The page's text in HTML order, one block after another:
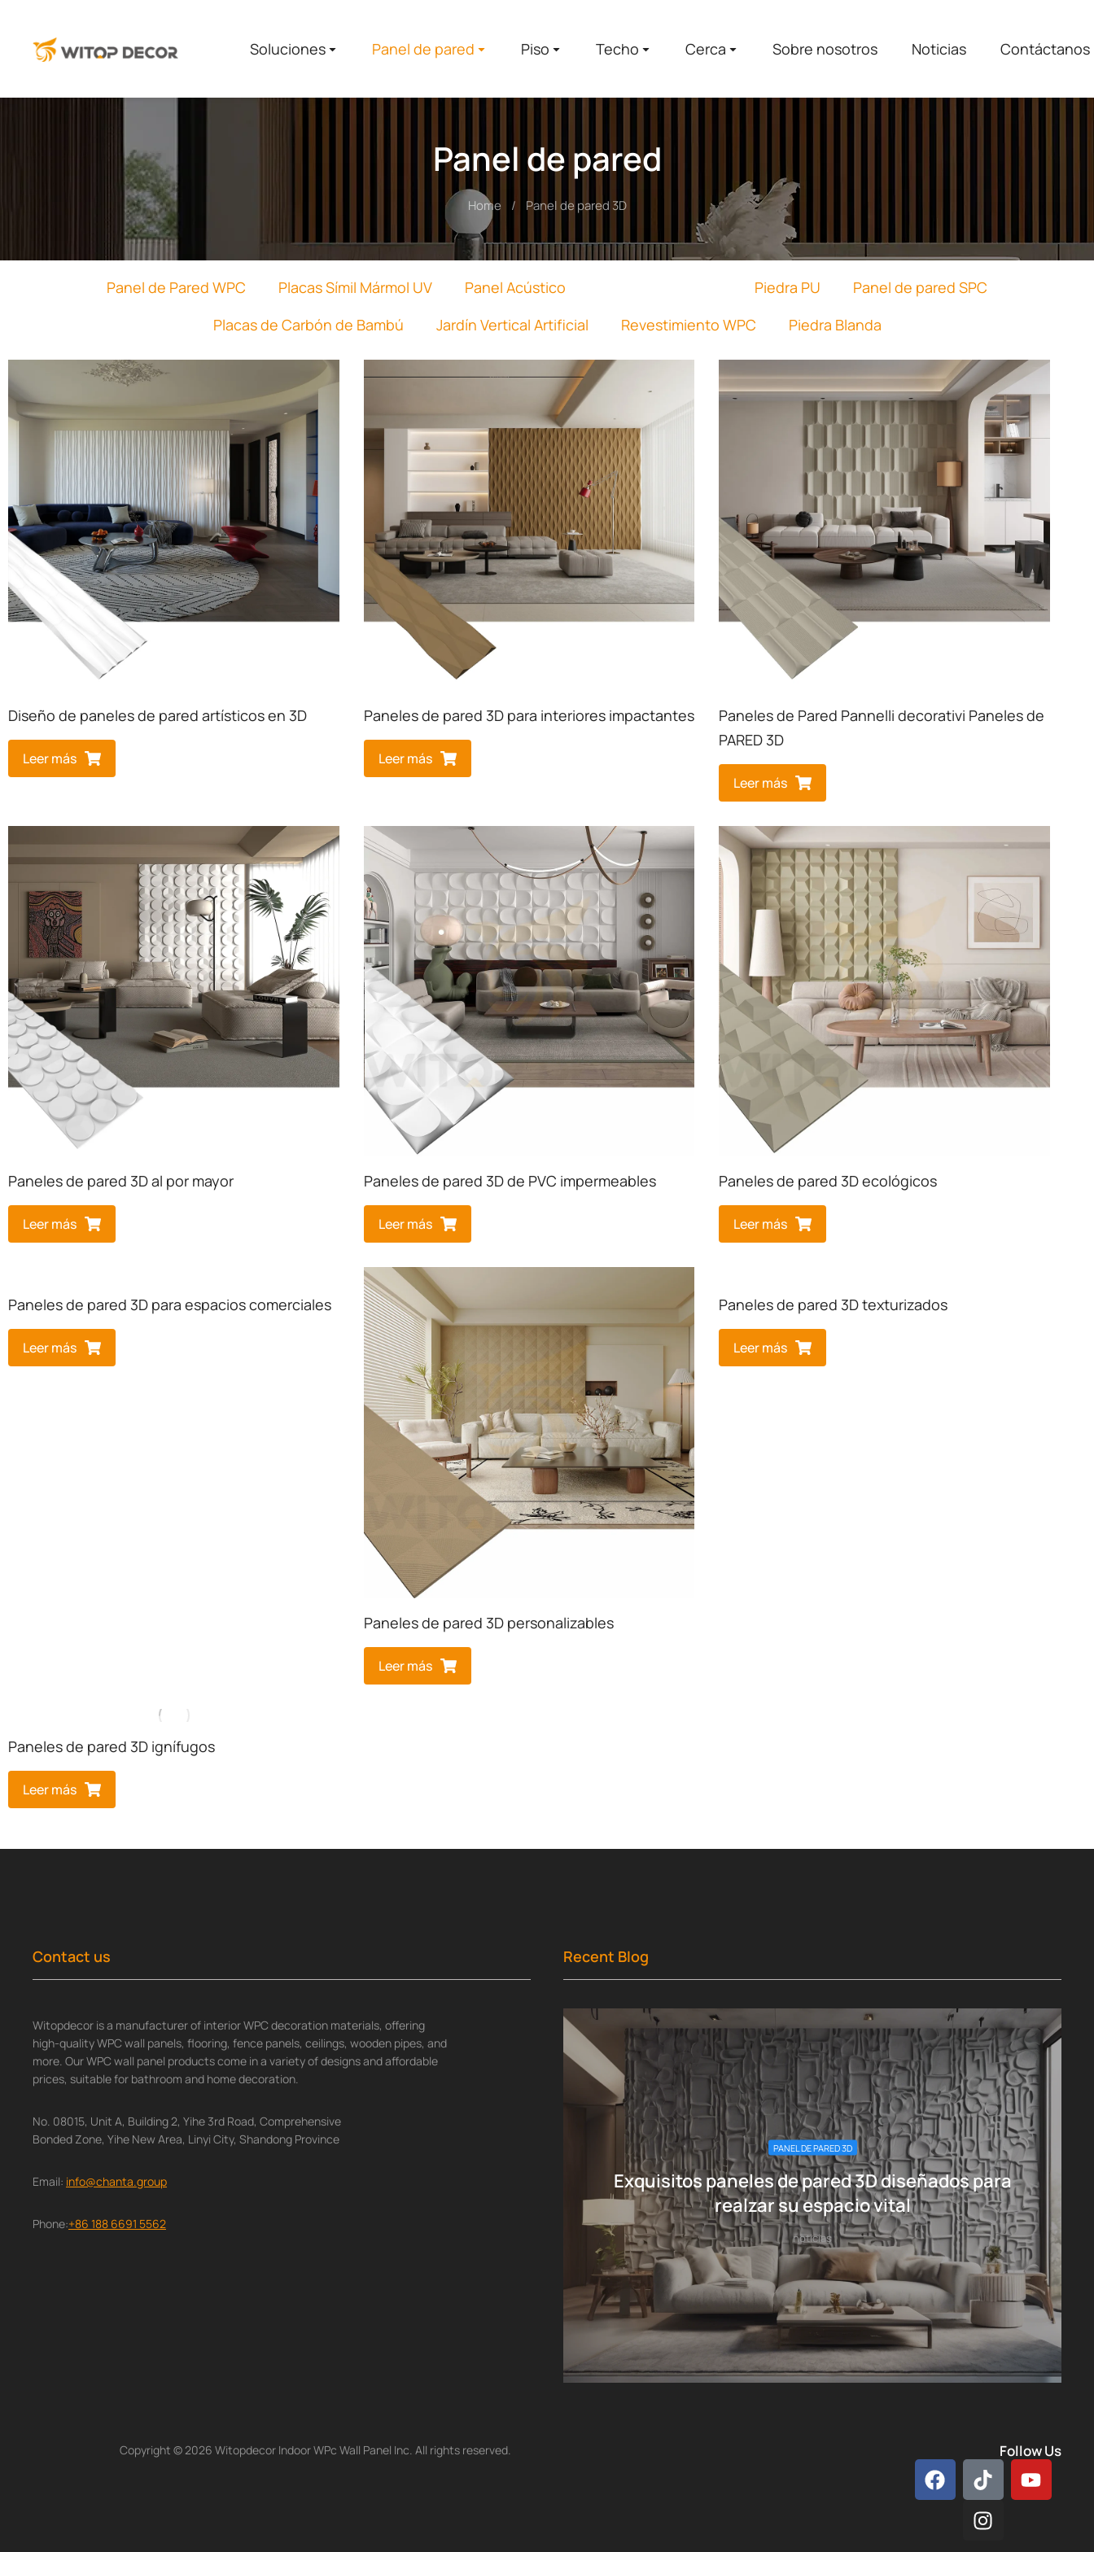
Soluciones​ Panel de pared Piso Techo Cerca Sobre nosotros Noticias Contáctanos
Panel de pared
Home Panel de pared 3D
Panel de Pared WPC Placas Símil Mármol UV Panel Acústico Piedra PU
Panel de pared SPC
Placas de Carbón de Bambú
Jardín Vertical Artificial Revestimiento WPC Piedra Blanda
Diseño de paneles de pared artísticos en 3D
Leer más
Paneles de pared 3D para interiores impactantes
Leer más
Paneles de Pared Pannelli decorativi Paneles de
PARED 3D
Leer más
Paneles de pared 3D al por mayor
Leer más
Paneles de pared 3D de PVC impermeables
Leer más
Paneles de pared 3D ecológicos
Leer más
Paneles de pared 3D para espacios comerciales
Leer más
Paneles de pared 3D personalizables
Leer más
Paneles de pared 3D texturizados
Leer más
Paneles de pared 3D ignífugos
Leer más
Contact us
Witopdecor is a manufacturer of interior WPC decoration materials, offering
high-quality WPC wall panels, flooring, fence panels, ceilings, wooden pipes, and
more. Our WPC wall panel products come in a variety of designs and affordable
prices, suitable for bathroom and home decoration.
No. 08015, Unit A, Building 2, Yihe 3rd Road, Comprehensive
Bonded Zone, Yihe New Area, Linyi City, Shandong Province
Email: info@chanta.group
Phone:+86 188 6691 5562
Recent Blog
PANEL DE PARED 3D
Exquisitos paneles de pared 3D diseñados para
realzar su espacio vital
noticias
Copyright © 2026 Witopdecor Indoor WPc Wall Panel Inc. All rights reserved. Follow Us